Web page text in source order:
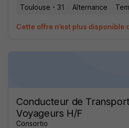
Toulouse - 31 Alternance
Cette offre n’est plus
Conducteur de
Voyageurs H/F
Consortio